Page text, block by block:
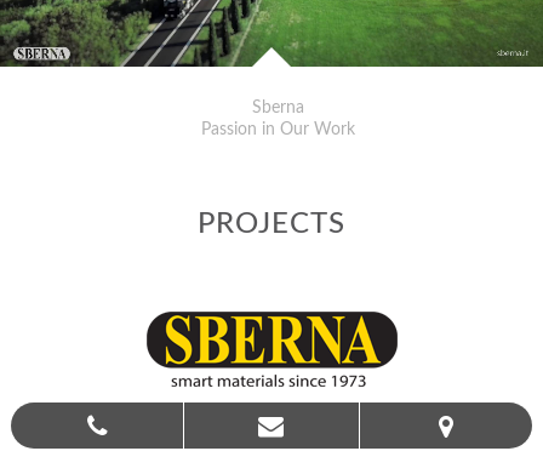
Sberna
Passion in Our Work
PROJECTS